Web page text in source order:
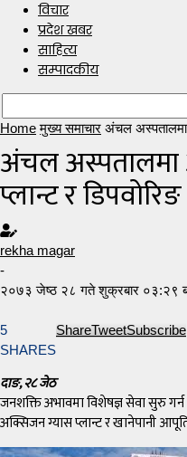
विचार
प्रदेश खबर
साहित्य
सम्पादकीय
Home मुख्य समाचार अंचल अस्पतालमा
अंचल
प्लान्ट र
rekha magar
-
२०७३ जेष्ठ २८ गते शुक्रबार ०३:२९
5
SHARES
ShareTweetSubscribe
दाङ, २८ जेठ
जनशक्ति अभावमा विशेषज्ञ सेवा सुरु
अक्सिजन ग्यास प्लान्ट र खानेपानी